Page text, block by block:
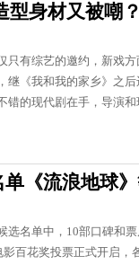
型身材又被嘲
只有综艺的邀约，新戏
继《我和我的家乡》之
错的现代剧在手，导演和
《流浪地球
选名单中，10部口碑和
影百花奖投票正式开启，